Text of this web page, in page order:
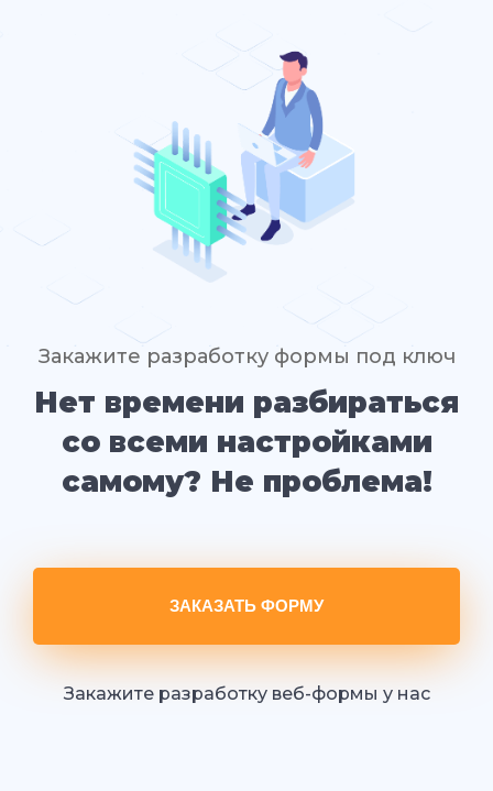
Закажите разработку формы под ключ
Нет времени разбираться
со всеми настройками
самому? Не проблема!
ЗАКАЗАТЬ ФОРМУ
Закажите разработку веб-формы у нас